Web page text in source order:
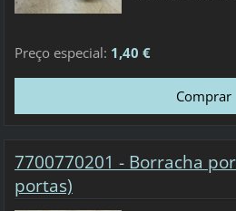
Preço especial: 1,40 €
7700770201 - Borracha
portas)